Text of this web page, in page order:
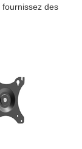
des